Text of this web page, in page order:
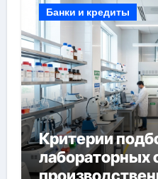
Банки и кредиты
Критерии
лабораторных